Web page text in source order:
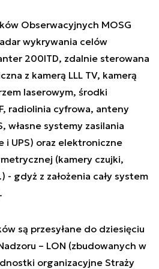
Obserwacyjnych MOSG
wykrywania celów
200ITD, zdalnie sterowana
z kamerą LLL TV, kamerą
laserowym, środki
radiolinia cyfrowa, anteny
własne systemy zasilania
i UPS) oraz elektroniczne
(kamery czujki,
- gdyż z założenia cały system
są przesyłane do dziesięciu
– LON (zbudowanych w
organizacyjne Straży